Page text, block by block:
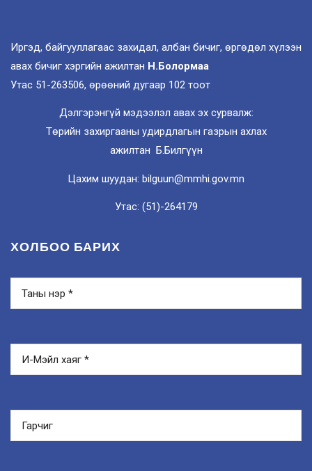
Иргэд, байгууллагаас захидал, албан бичиг, өргөдөл хүлээн
авах бичиг хэргийн ажилтан Н.Болормаа
Утас 51-263506, өрөөний дугаар 102 тоот
Дэлгэрэнгүй мэдээлэл авах эх сурвалж:
Төрийн захиргааны удирдлагын газрын ахлах
ажилтан Б.Билгүүн
Цахим шуудан: bilguun@mmhi.gov.mn
Утас: (51)-264179
ХОЛБОО БАРИХ